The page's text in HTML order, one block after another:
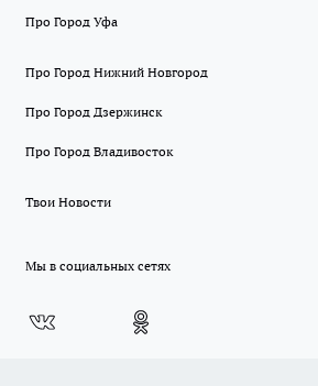
Про Город Уфа
Про Город Нижний Новгород
Про Город Дзержинск
Про Город Владивосток
Твои Новости
Мы в социальных сетях